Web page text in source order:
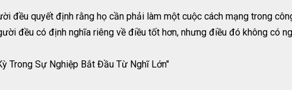
đều quyết định rằng họ cần phải làm một cuộc cách mạng trong
đều có định nghĩa riêng về điều tốt hơn, nhưng điều đó không có
Trong Sự Nghiệp Bắt Đầu Từ Nghĩ Lớn"